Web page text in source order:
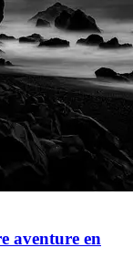
aventure en